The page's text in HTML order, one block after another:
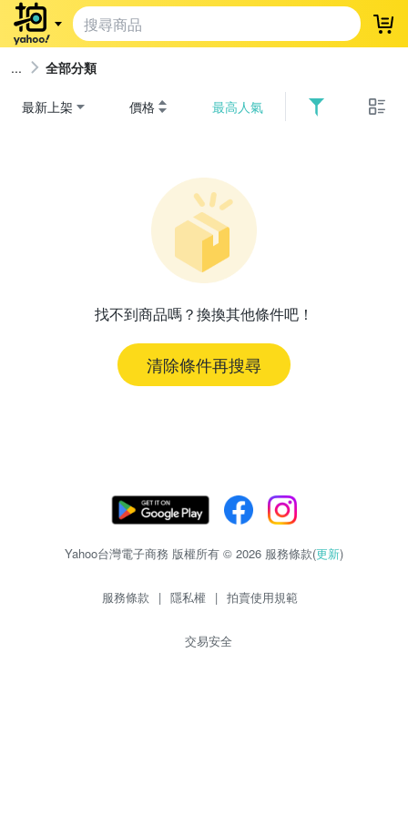
登
全部分類
最新上架 價格 最高人氣
找不到商品嗎？換換其他條件吧！
清除條件再搜尋
Yahoo台灣電子商務 版權所有 © 2026 服務條款(更新)
服務條款 | 隱私權 | 拍賣使用規範
交易安全